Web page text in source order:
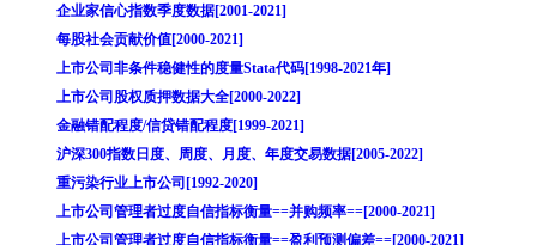
企业家信心指数季度数据[2001-2021]
每股社会贡献价值[2000-2021]
上市公司非条件稳健性的度量Stata代码[1998-2021年]
上市公司股权质押数据大全[2000-2022]
金融错配程度/信贷错配程度[1999-2021]
沪深300指数日度、周度、月度、年度交易数据[2005-2022]
重污染行业上市公司[1992-2020]
上市公司管理者过度自信指标衡量==并购频率==[2000-2021]
上市公司管理者过度自信指标衡量==盈利预测偏差==[2000-2021]